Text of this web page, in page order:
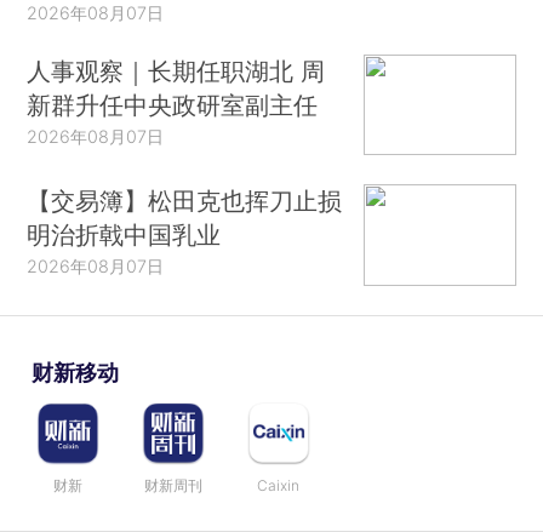
2026年08月07日
人事观察｜长期任职湖北 周
新群升任中央政研室副主任
2026年08月07日
【交易簿】松田克也挥刀止损
明治折戟中国乳业
2026年08月07日
财新移动
财新 财新周刊 Caixin